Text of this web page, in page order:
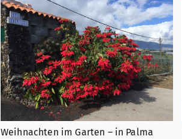
Weihnachten im Garten – in Palma